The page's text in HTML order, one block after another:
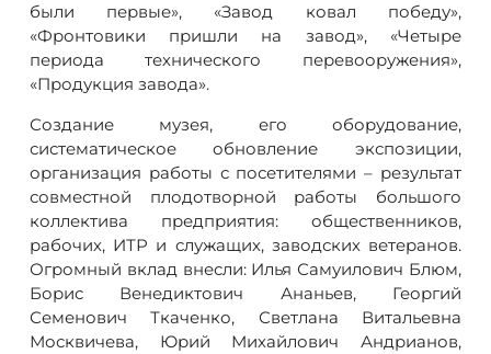
были первые», «Завод ковал победу»,
«Фронтовики пришли на завод», «Четыре
периода технического перевооружения»,
«Продукция завода».
Создание музея, его оборудование,
систематическое обновление экспозиции,
организация работы с посетителями – результат
совместной плодотворной работы большого
коллектива предприятия: общественников,
рабочих, ИТР и служащих, заводских ветеранов.
Огромный вклад внесли: Илья Самуилович Блюм,
Борис Венедиктович Ананьев, Георгий
Семенович Ткаченко, Светлана Витальевна
Москвичева, Юрий Михайлович Андрианов,